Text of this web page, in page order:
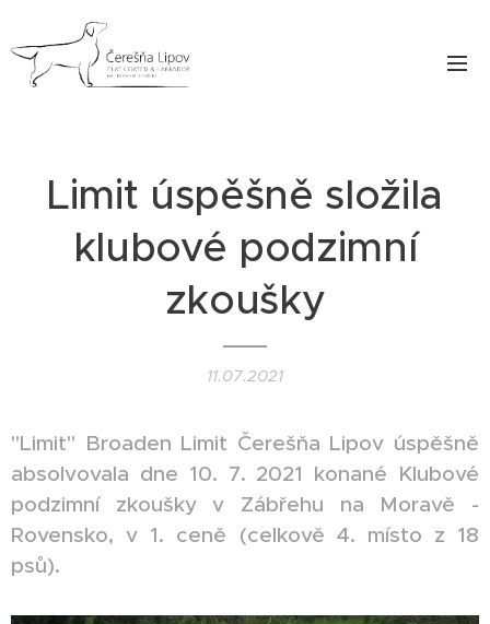
Limit úspěšně složila
klubové podzimní
zkoušky
11.07.2021
"Limit" Broaden Limit Čerešňa Lipov úspěšně
absolvovala dne 10. 7. 2021 konané Klubové
podzimní zkoušky v Zábřehu na Moravě -
Rovensko, v 1. ceně (celkově 4. místo z 18
psů).